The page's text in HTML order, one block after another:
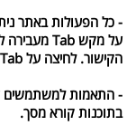
- כל הפעולות באתר
הקישור. לחיצה על Shift-Tab מעבירה לקישור הקודם.
- התאמות למשתמשים
בתוכנות קורא מסך.